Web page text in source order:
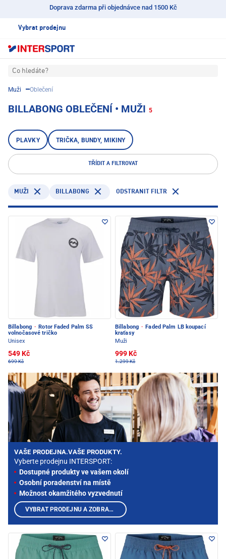
Doprava zdarma při objednávce nad 1500 Kč
Vybrat prodejnu
Co hledáte?
Muži Oblečení
BILLABONG OBLEČENÍ • MUŽI 5
PLAVKY TRIČKA, BUNDY, MIKINY
TŘÍDIT A FILTROVAT
MUŽI BILLABONG ODSTRANIT FILTR
Billabong · Rotor Faded Palm SS
volnočasové tričko
Unisex
549 Kč
699 Kč
Billabong · Faded Palm LB koupací
kraťasy
Muži
999 Kč
1.299 Kč
VAŠE PRODEJNA.VAŠE PRODUKTY.
Vyberte prodejnu INTERSPORT:
Dostupné produkty ve vašem okolí
Osobní poradenství na místě
Možnost okamžitého vyzvednutí
VYBRAT PRODEJNU A ZOBRAZIT PRODUKTY